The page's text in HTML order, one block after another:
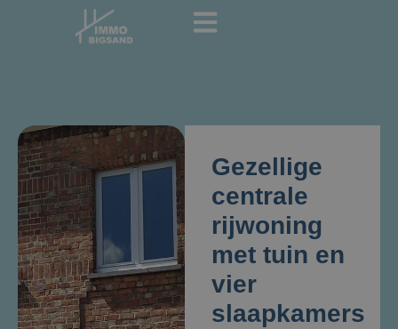
Gezellige
centrale
rijwoning
met tuin en
vier
slaapkamers